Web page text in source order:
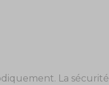
La sécurité